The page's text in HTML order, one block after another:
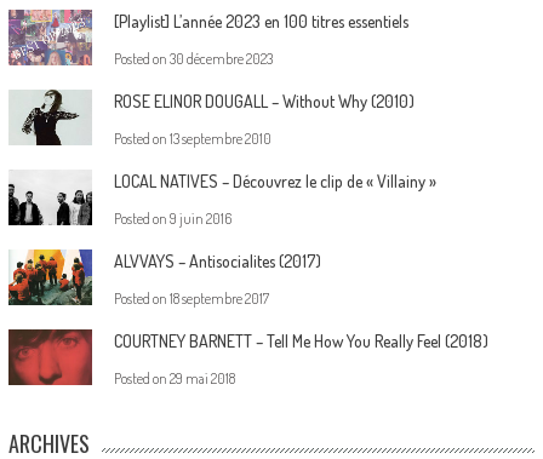
[Playlist] L’année 2023 en 100 titres essentiels
Posted on 30 décembre 2023
ROSE ELINOR DOUGALL – Without Why (2010)
Posted on 13 septembre 2010
LOCAL NATIVES – Découvrez le clip de « Villainy »
Posted on 9 juin 2016
ALVVAYS – Antisocialites (2017)
Posted on 18 septembre 2017
COURTNEY BARNETT – Tell Me How You Really Feel (2018)
Posted on 29 mai 2018
ARCHIVES